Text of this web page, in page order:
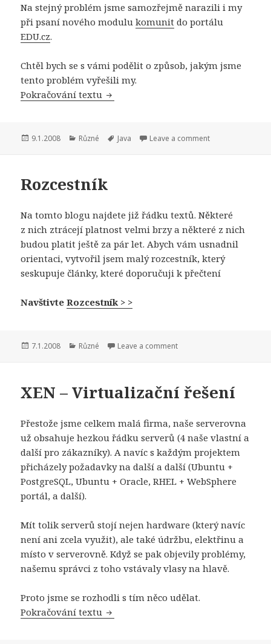
Na stejný problém jsme samozřejmě narazili i my
při psaní nového modulukomunit do portálu
EDU.cz.
Chtěl bych se s vámi podělit o způsob, jakým jsme
tento problém vyřešili my.
Pokračování textu HTML – kontrola vstupu
Publikováno:
9.1.2008 Rubriky:
Různé Štítky:
Java Leave a comment
Rozcestník
Na tomto blogu najdete již řádku textů. Některé
z nich ztrácejí platnost velmi brzy a některé z nich
budou platit ještě za pár let. Abych vám usnadnil
orientaci, vytvořil jsem malý rozcestník, který
seskupuje články, které doporučuji k přečtení
NavštivteRozcestník > >
Publikováno:
7.1.2008 Rubriky:
Různé Leave a comment
XEN – Virtualizační řešení
Přestože jsme celkem malá firma, naše serverovna
už obsahuje hezkou řádku serverů (4 naše vlastní a
další pro zákazníky). A navíc s každým projektem
přicházely požadavky na další a další (Ubuntu +
PostgreSQL, Ubuntu + Oracle, RHEL + WebSphere
portál, a další).
Mít tolik serverů stojí nejen hardware (který navíc
není ani zcela využit), ale také údržbu, elektřinu a
místo v serverovně. Když se pak objevily problémy,
našemu správci z toho vstávaly vlasy na hlavě.
Proto jsme se rozhodli s tím něco udělat.
Pokračování textu XEN – Virtualizační řešení